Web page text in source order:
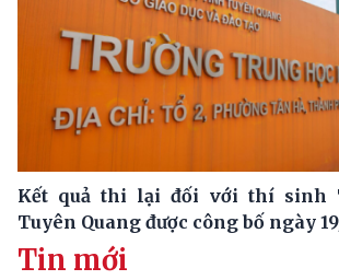
Kết quả thi lại đối với thí sinh
Tuyên Quang được công bố ngày
Tin mới